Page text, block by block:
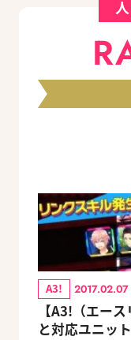
A3! 2017.02.07
【A3!（エー
と対応ユニッ